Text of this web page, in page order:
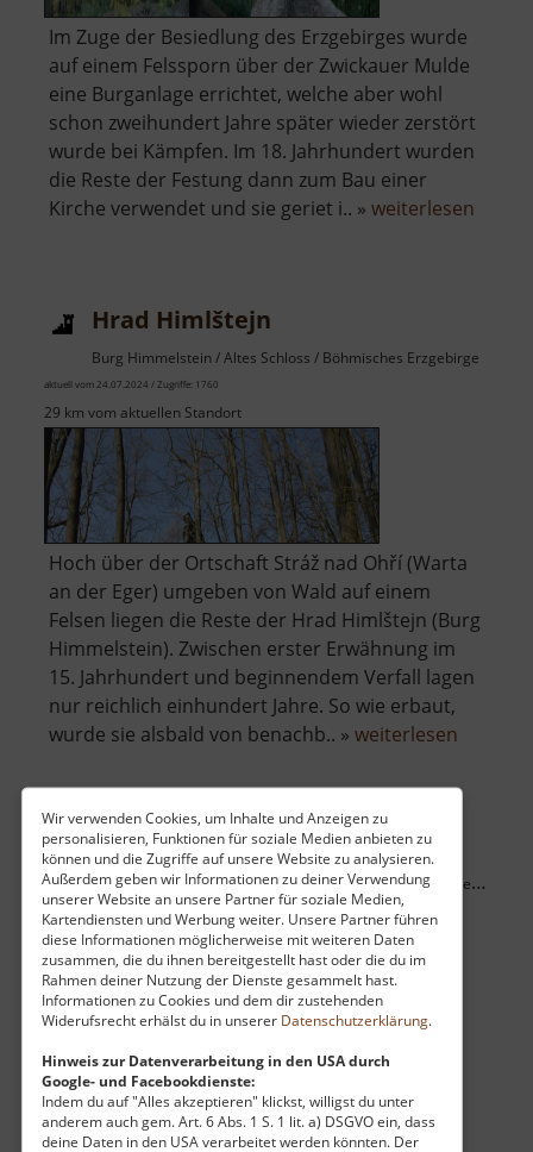
Wir verwenden Cookies, um Inhalte und Anzeigen zu
personalisieren, Funktionen für soziale Medien anbieten zu
können und die Zugriffe auf unsere Website zu analysieren.
Außerdem geben wir Informationen zu deiner Verwendung
unserer Website an unsere Partner für soziale Medien,
Kartendiensten und Werbung weiter. Unsere Partner führen
diese Informationen möglicherweise mit weiteren Daten
zusammen, die du ihnen bereitgestellt hast oder die du im
Rahmen deiner Nutzung der Dienste gesammelt hast.
Informationen zu Cookies und dem dir zustehenden
Widerufsrecht erhälst du in unserer Datenschutzerklärung.
Hinweis zur Datenverarbeitung in den USA durch
Google- und Facebookdienste:
Indem du auf "Alles akzeptieren" klickst, willigst du unter
anderem auch gem. Art. 6 Abs. 1 S. 1 lit. a) DSGVO ein, dass
deine Daten in den USA verarbeitet werden könnten. Der
Im Zuge der Besiedlung des Erzgebirges wurde
auf einem Felssporn über der Zwickauer Mulde
eine Burganlage errichtet, welche aber wohl
schon zweihundert Jahre später wieder zerstört
wurde bei Kämpfen. Im 18. Jahrhundert wurden
die Reste der Festung dann zum Bau einer
Kirche verwendet und sie geriet i.. » weiterlesen
Hrad Himlštejn
Burg Himmelstein / Altes Schloss / Böhmisches Erzgebirge
aktuell vom 24.07.2024 / Zugriffe: 1760
29 km vom aktuellen Standort
Hoch über der Ortschaft Stráž nad Ohří (Warta
an der Eger) umgeben von Wald auf einem
Felsen liegen die Reste der Hrad Himlštejn (Burg
Himmelstein). Zwischen erster Erwähnung im
15. Jahrhundert und beginnendem Verfall lagen
nur reichlich einhundert Jahre. So wie erbaut,
wurde sie alsbald von benachb.. » weiterlesen
Raubschloss Brandau
Hrad u Brandova / Loupežnická skála / Böhmisches Erzgebirge
27 km vom aktuellen Standort
Nahe Brandov (Brandau) oben im Erzgebirge
finden sich inmitten von Wald Reste einer
hochmittelalterlichen Befestigungsanlage. Zu